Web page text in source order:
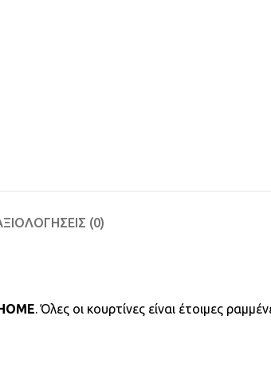
(0)
. Όλες οι κουρτίνες είναι έτοιμες